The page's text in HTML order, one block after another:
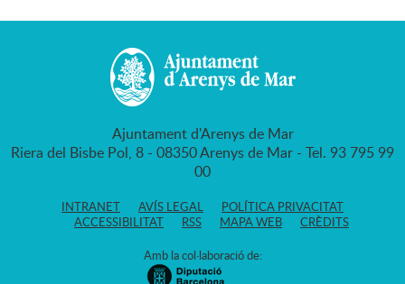
Ajuntament d'Arenys de Mar
Riera del Bisbe Pol, 8 - 08350 Arenys de Mar - Tel. 93 795 99
00
INTRANET AVÍS LEGAL
POLÍTICA PRIVACITAT
ACCESSIBILITAT
RSS MAPA WEB CRÈDITS
Amb la col·laboració de: